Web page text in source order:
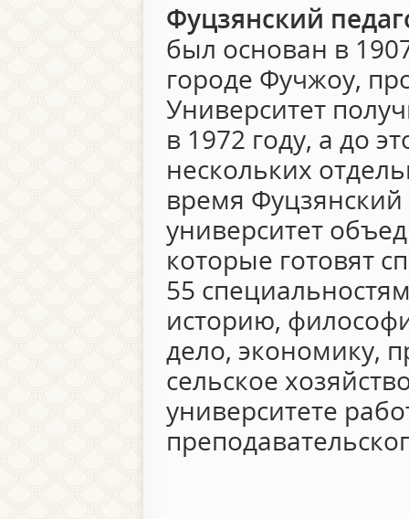
Фуцзянский
был основан в
городе Фучжоу,
Университет
в 1972 году, а до
нескольких
время Фуцзянский
университет
которые готовят
55
историю,
дело, экономику,
сельское
университете